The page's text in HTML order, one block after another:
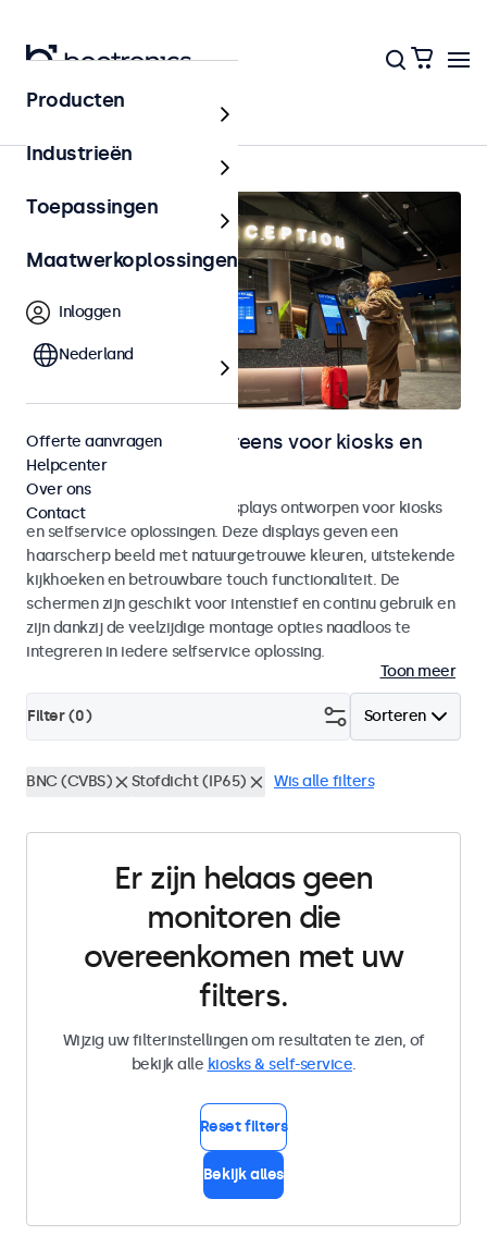
Home
Monitoren en touchscreens voor kiosks en
selfservice
Monitoren en touchscreen displays ontworpen voor kiosks
en selfservice oplossingen. Deze displays geven een
haarscherp beeld met natuurgetrouwe kleuren, uitstekende
kijkhoeken en betrouwbare touch functionaliteit. De
schermen zijn geschikt voor intenstief en continu gebruik en
zijn dankzij de veelzijdige montage opties naadloos te
integreren in iedere selfservice oplossing.
Toon meer
Sorteren
Filter (0)
BNC (CVBS) Stofdicht (IP65) Wis alle filters
Er zijn helaas geen
monitoren die
overeenkomen met uw
filters.
Wijzig uw filterinstellingen om resultaten te zien, of
bekijk alle kiosks & self-service.
Reset filters
Bekijk alles
Producten
Industrieën
Toepassingen
Maatwerkoplossingen
Inloggen
Nederland
Offerte aanvragen
Helpcenter
Over ons
Contact